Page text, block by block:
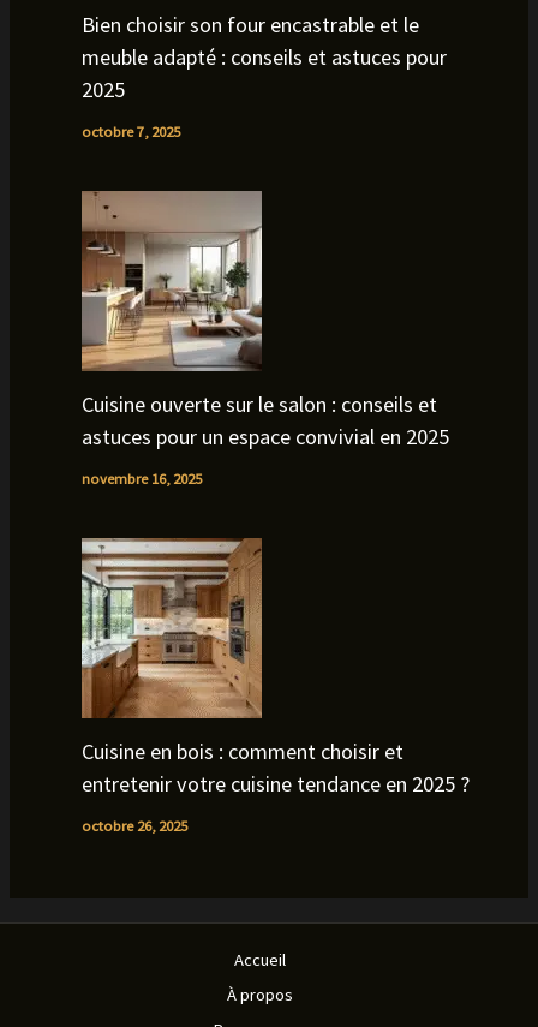
Bien choisir son four encastrable et le
meuble adapté : conseils et astuces pour
2025
octobre 7, 2025
Cuisine ouverte sur le salon : conseils et
astuces pour un espace convivial en 2025
novembre 16, 2025
Cuisine en bois : comment choisir et
entretenir votre cuisine tendance en 2025 ?
octobre 26, 2025
Accueil
À propos